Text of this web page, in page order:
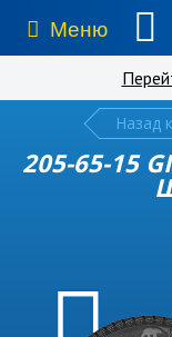
Меню
Назад
205-65-15